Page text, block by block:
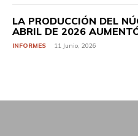
LA PRODUCCIÓN DEL
ABRIL DE 2026
INFORMES 11 Junio, 2026